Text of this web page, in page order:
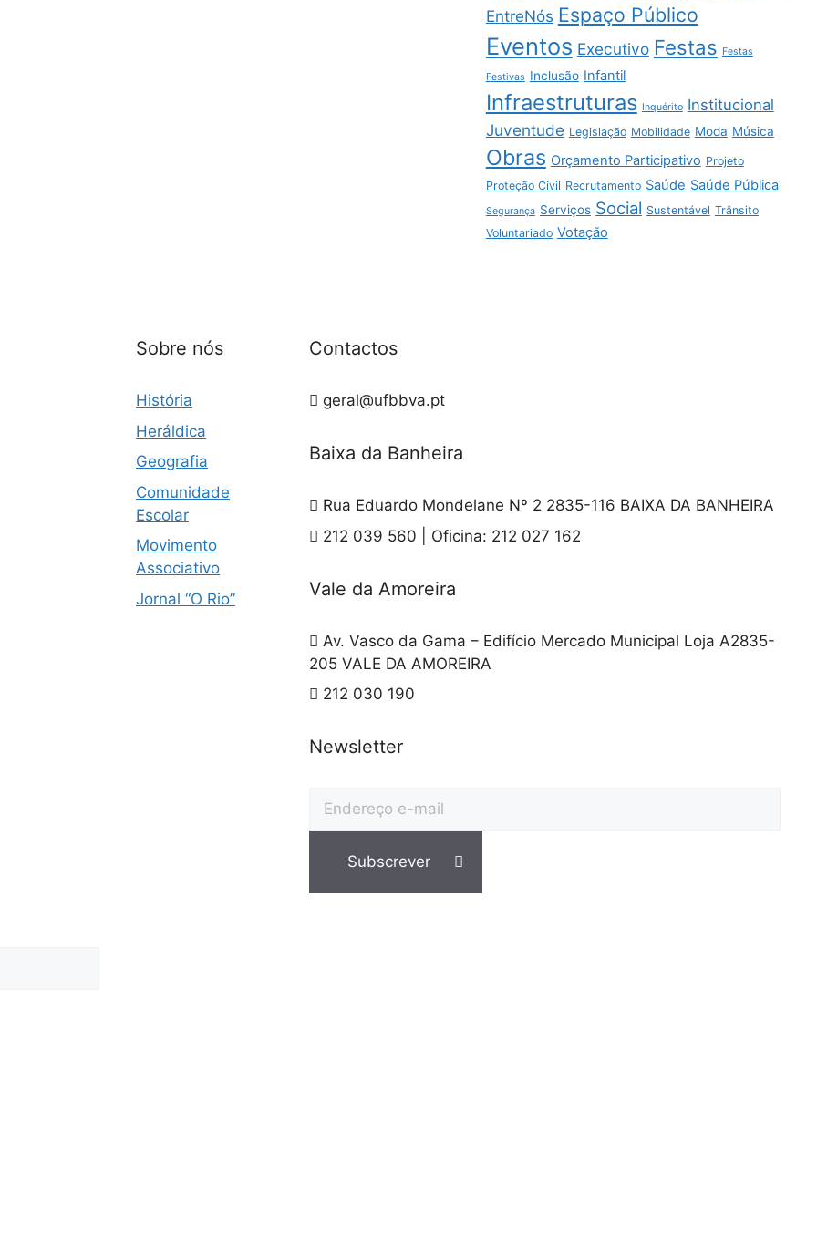
EntreNós Espaço Público
Eventos Executivo Festas Festas
Festivas Inclusão Infantil
Infraestruturas Inquérito Institucional
Juventude Legislação Mobilidade Moda Música
Obras Orçamento Participativo Projeto
Proteção Civil Recrutamento Saúde Saúde Pública
Segurança Serviços Social Sustentável Trânsito
Voluntariado Votação
Sobre nós
História
Heráldica
Geografia
Comunidade
Escolar
Movimento
Associativo
Jornal “O Rio”
Contactos
geral@ufbbva.pt
Baixa da Banheira
Rua Eduardo Mondelane Nº 2 2835-116 BAIXA DA BANHEIRA
212 039 560 | Oficina: 212 027 162
Vale da Amoreira
Av. Vasco da Gama – Edifício Mercado Municipal Loja A2835-
205 VALE DA AMOREIRA
212 030 190
Newsletter